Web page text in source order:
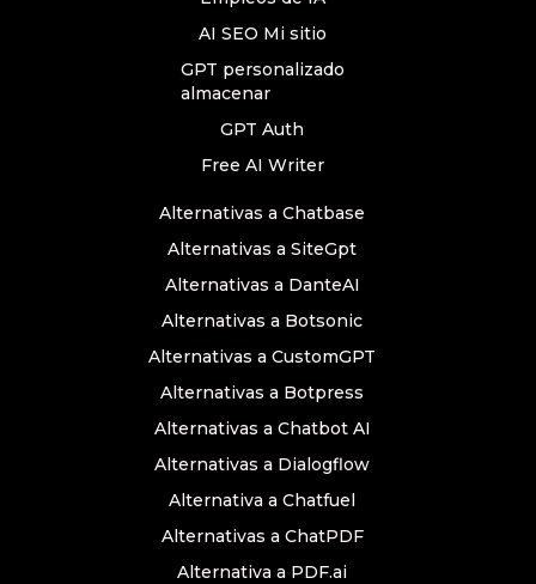
AI SEO Mi sitio
GPT personalizado
almacenar
GPT Auth
Free AI Writer
Alternativas a Chatbase
Alternativas a SiteGpt
Alternativas a DanteAI
Alternativas a Botsonic
Alternativas a CustomGPT
Alternativas a Botpress
Alternativas a Chatbot AI
Alternativas a Dialogflow
Alternativa a Chatfuel
Alternativas a ChatPDF
Alternativa a PDF.ai